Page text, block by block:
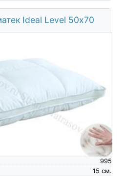
Ideal Level 50х70
995
см.
15